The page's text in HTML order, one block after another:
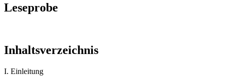
Leseprobe
Inhaltsverzeichnis
I. Einleitung